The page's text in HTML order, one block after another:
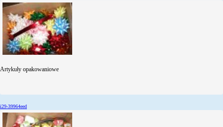
Artykuły opakowaniowe
i29-39964eed